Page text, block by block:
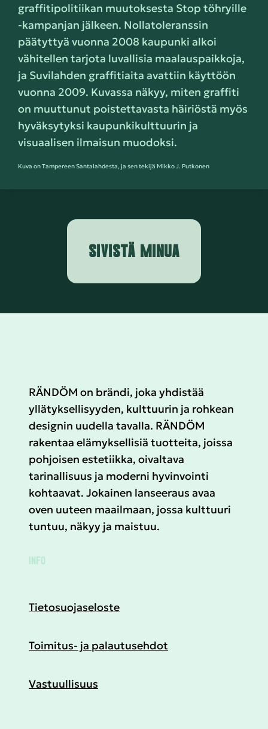
graffitipolitiikan muutoksesta Stop töhryille
-kampanjan jälkeen. Nollatoleranssin
päätyttyä vuonna 2008 kaupunki alkoi
vähitellen tarjota luvallisia maalauspaikkoja,
ja Suvilahden graffitiaita avattiin käyttöön
vuonna 2009. Kuvassa näkyy, miten graffiti
on muuttunut poistettavasta häiriöstä myös
hyväksytyksi kaupunkikulttuurin ja
visuaalisen ilmaisun muodoksi.
Kuva on Tampereen Santalahdesta, ja sen tekijä Mikko J. Putkonen
SIVISTÄ MINUA
RÄNDÖM on brändi, joka yhdistää
yllätyksellisyyden, kulttuurin ja rohkean
designin uudella tavalla. RÄNDÖM
rakentaa elämyksellisiä tuotteita, joissa
pohjoisen estetiikka, oivaltava
tarinallisuus ja moderni hyvinvointi
kohtaavat. Jokainen lanseeraus avaa
oven uuteen maailmaan, jossa kulttuuri
tuntuu, näkyy ja maistuu.
INFO
Tietosuojaseloste
Toimitus- ja palautusehdot
Vastuullisuus